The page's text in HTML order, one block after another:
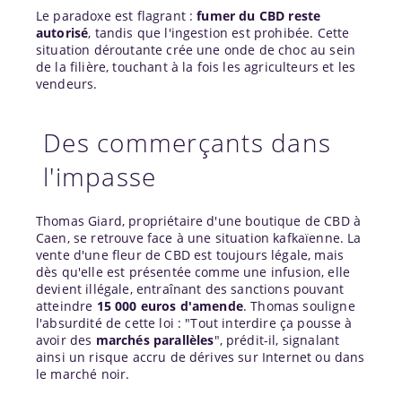
Le paradoxe est flagrant :fumer du CBD reste
autorisé, tandis que l'ingestion est prohibée. Cette
situation déroutante crée une onde de choc au sein
de la filière, touchant à la fois les agriculteurs et les
vendeurs.
Des commerçants dans
l'impasse
Thomas Giard, propriétaire d'une boutique de CBD à
Caen, se retrouve face à une situation kafkaïenne. La
vente d'une fleur de CBD est toujours légale, mais
dès qu'elle est présentée comme une infusion, elle
devient illégale, entraînant des sanctions pouvant
atteindre 15 000 euros d'amende. Thomas souligne
l'absurdité de cette loi : "Tout interdire ça pousse à
avoir des marchés parallèles", prédit-il, signalant
ainsi un risque accru de dérives sur Internet ou dans
le marché noir.